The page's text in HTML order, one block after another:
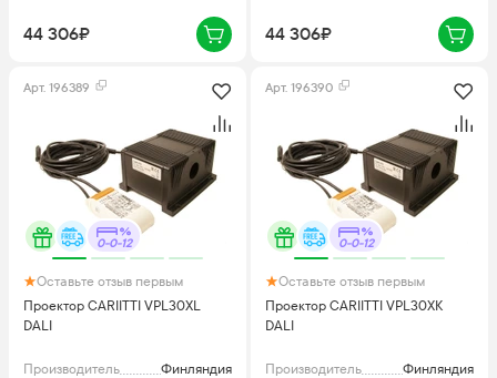
44 306₽ 44 306₽
Арт. 196389
0-0-12
Оставьте отзыв первым
Проектор CARIITTI VPL30XL
DALI
Производитель
Финляндия
Арт. 196390
0-0-12
Оставьте отзыв первым
Проектор CARIITTI VPL30XK
DALI
Производитель
Финляндия